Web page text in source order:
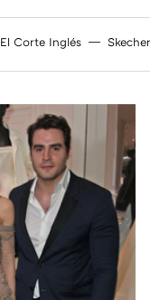
El Corte Inglés